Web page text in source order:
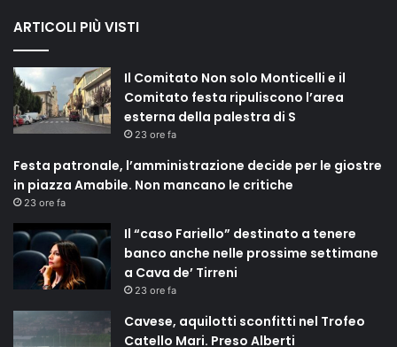
ARTICOLI PIÙ VISTI
Il Comitato Non solo Monticelli e il
Comitato festa ripuliscono l’area
esterna della palestra di S
23 ore fa
Festa patronale, l’amministrazione decide per le giostre
in piazza Amabile. Non mancano le critiche
23 ore fa
Il “caso Fariello” destinato a tenere
banco anche nelle prossime settimane
a Cava de’ Tirreni
23 ore fa
Cavese, aquilotti sconfitti nel Trofeo
Catello Mari. Preso Alberti